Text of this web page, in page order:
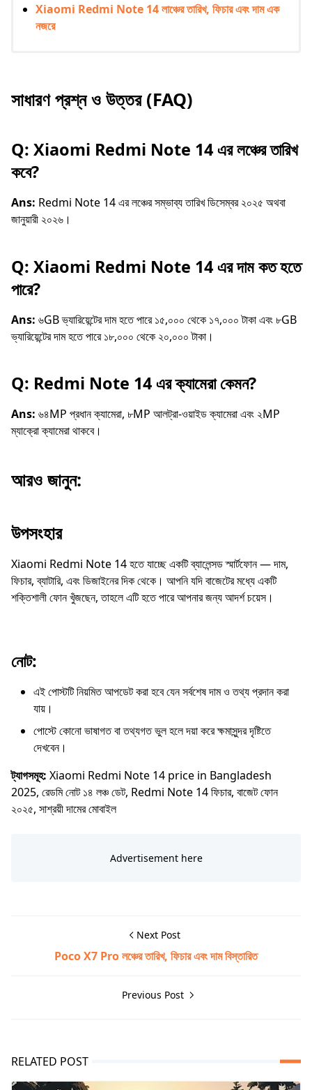
Xiaomi Redmi Note 14 লাঞ্চের তারিখ, ফিচার এবং দাম এক
নজরে
সাধারণ প্রশ্ন ও উত্তর (FAQ)
Q: Xiaomi Redmi Note 14 এর লঞ্চের তারিখ
কবে?
Ans: Redmi Note 14 এর লঞ্চের সম্ভাব্য তারিখ ডিসেম্বর ২০২৫ অথবা
জানুয়ারী ২০২৬।
Q: Xiaomi Redmi Note 14 এর দাম কত হতে
পারে?
Ans: ৬GB ভ্যারিয়েন্টের দাম হতে পারে ১৫,০০০ থেকে ১৭,০০০ টাকা এবং ৮GB
ভ্যারিয়েন্টের দাম হতে পারে ১৮,০০০ থেকে ২০,০০০ টাকা।
Q: Redmi Note 14 এর ক্যামেরা কেমন?
Ans: ৬৪MP প্রধান ক্যামেরা, ৮MP আলট্রা-ওয়াইড ক্যামেরা এবং ২MP
ম্যাক্রো ক্যামেরা থাকবে।
আরও জানুন:
উপসংহার
Xiaomi Redmi Note 14 হতে যাচ্ছে একটি ব্যালেন্সড স্মার্টফোন — দাম,
ফিচার, ব্যাটারি, এবং ডিজাইনের দিক থেকে। আপনি যদি বাজেটের মধ্যে একটি
শক্তিশালী ফোন খুঁজছেন, তাহলে এটি হতে পারে আপনার জন্য আদর্শ চয়েস।
নোট:
এই পোস্টটি নিয়মিত আপডেট করা হবে যেন সর্বশেষ দাম ও তথ্য প্রদান করা
যায়।
পোস্টে কোনো ভাষাগত বা তথ্যগত ভুল হলে দয়া করে ক্ষমাসুন্দর দৃষ্টিতে
দেখবেন।
ট্যাগসমূহ: Xiaomi Redmi Note 14 price in Bangladesh
2025, রেডমি নোট ১৪ লঞ্চ ডেট, Redmi Note 14 ফিচার, বাজেট ফোন
২০২৫, সাশ্রয়ী দামের মোবাইল
Next Post
Poco X7 Pro লঞ্চের তারিখ, ফিচার এবং দাম বিস্তারিত
Previous Post
RELATED POST